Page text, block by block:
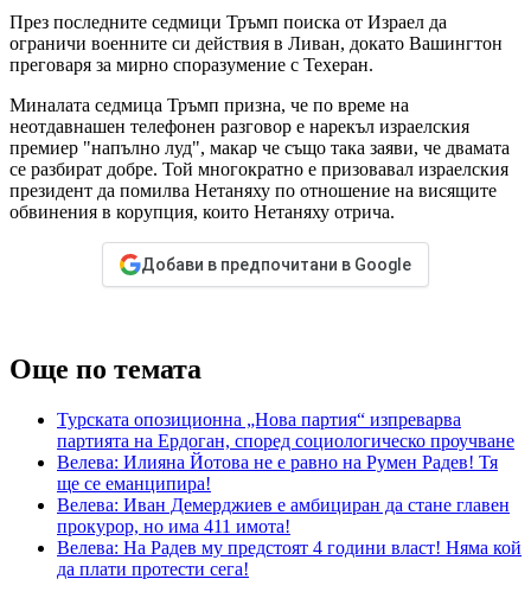
През последните седмици Тръмп поиска от Израел да
ограничи военните си действия в Ливан, докато Вашингтон
преговаря за мирно споразумение с Техеран.
Миналата седмица Тръмп призна, че по време на
неотдавнашен телефонен разговор е нарекъл израелския
премиер "напълно луд", макар че също така заяви, че двамата
се разбират добре. Той многократно е призовавал израелския
президент да помилва Нетаняху по отношение на висящите
обвинения в корупция, които Нетаняху отрича.
Добави в предпочитани в Google
Още по темата
Турската опозиционна „Нова партия“ изпреварва
партията на Ердоган, според социологическо проучване
Велева: Илияна Йотова не е равно на Румен Радев! Тя
ще се еманципира!
Велева: Иван Демерджиев е амбициран да стане главен
прокурор, но има 411 имота!
Велева: На Радев му предстоят 4 години власт! Няма кой
да плати протести сега!